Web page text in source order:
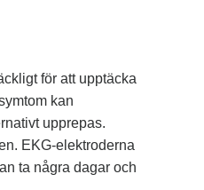
för att upptäcka
kan
upprepas.
EKG-elektroderna
ta några dagar och